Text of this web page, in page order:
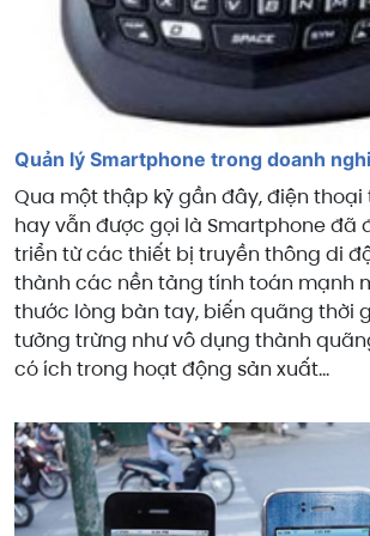
Quản lý Smartphone trong doanh
Qua một thập kỷ gần đây, điện thoại
hay vẫn được gọi là Smartphone đã
triển từ các thiết bị truyền thông di
thành các nền tảng tính toán mạnh
thước lòng bàn tay, biến quãng thời
tưởng trừng như vô dụng thành
có ích trong hoạt động sản xuất...